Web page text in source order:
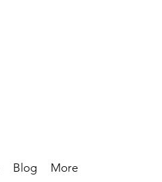
Blog More